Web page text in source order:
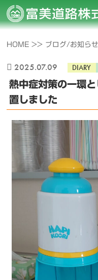
HOME >> ブログ/お知ら
2025.07.09 DIARY
熱中症対策の一環
置しました